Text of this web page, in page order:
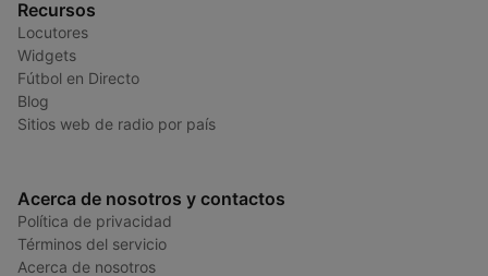
Recursos
Locutores
Widgets
Fútbol en Directo
Blog
Sitios web de radio por país
Acerca de nosotros y contactos
Política de privacidad
Términos del servicio
Acerca de nosotros